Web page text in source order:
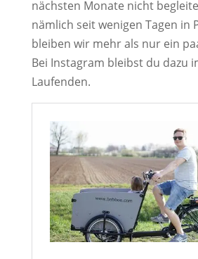
nächsten Monate nicht
nämlich seit wenigen Tagen in
bleiben wir mehr als nur ein
Bei Instagram bleibst du dazu
Laufenden.